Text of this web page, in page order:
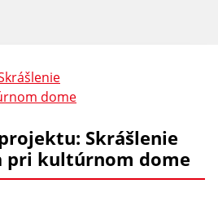
dome
Skrášlenie
pri kultúrnom dome